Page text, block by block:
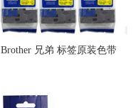
Brother 兄弟 标签原装色带